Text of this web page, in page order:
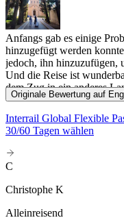
Anfangs gab es einige
hinzugefügt werden
jedoch, ihn hinzuzufügen,
Und die Reise ist
dem Zug in ein anderes
Originale Bewertung auf
Interrail Global Flexible
30/60 Tagen wählen
C
Christophe K
Alleinreisend